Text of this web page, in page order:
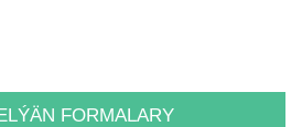
FORMALARY